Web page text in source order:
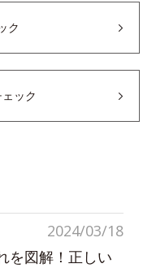
ク
ック
2024/03/18
を図解！正しい